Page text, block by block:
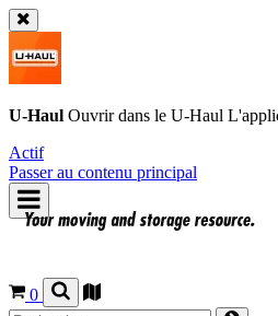
U-Haul Ouvrir dans le U-Haul
Actif
Passer au contenu principal
0